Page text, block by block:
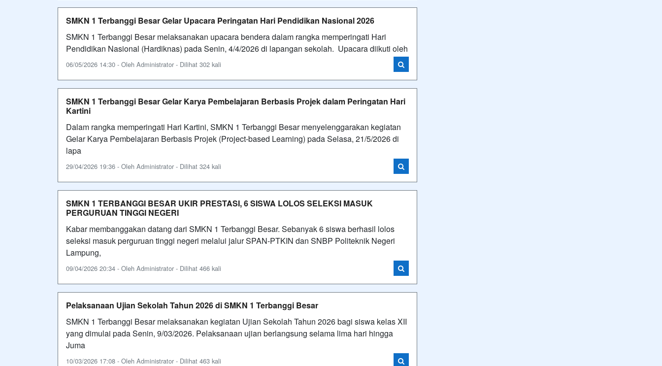
SMKN 1 Terbanggi Besar Gelar Upacara Peringatan Hari Pendidikan Nasional 2026
SMKN 1 Terbanggi Besar melaksanakan upacara bendera dalam rangka memperingati Hari
Pendidikan Nasional (Hardiknas) pada Senin, 4/4/2026 di lapangan sekolah. Upacara diikuti oleh
06/05/2026 14:30 - Oleh Administrator - Dilihat 302 kali
SMKN 1 Terbanggi Besar Gelar Karya Pembelajaran Berbasis Projek dalam Peringatan Hari
Kartini
Dalam rangka memperingati Hari Kartini, SMKN 1 Terbanggi Besar menyelenggarakan kegiatan
Gelar Karya Pembelajaran Berbasis Projek (Project-based Learning) pada Selasa, 21/5/2026 di
lapa
29/04/2026 19:36 - Oleh Administrator - Dilihat 324 kali
SMKN 1 TERBANGGI BESAR UKIR PRESTASI, 6 SISWA LOLOS SELEKSI MASUK
PERGURUAN TINGGI NEGERI
Kabar membanggakan datang dari SMKN 1 Terbanggi Besar. Sebanyak 6 siswa berhasil lolos
seleksi masuk perguruan tinggi negeri melalui jalur SPAN-PTKIN dan SNBP Politeknik Negeri
Lampung,
09/04/2026 20:34 - Oleh Administrator - Dilihat 466 kali
Pelaksanaan Ujian Sekolah Tahun 2026 di SMKN 1 Terbanggi Besar
SMKN 1 Terbanggi Besar melaksanakan kegiatan Ujian Sekolah Tahun 2026 bagi siswa kelas XII
yang dimulai pada Senin, 9/03/2026. Pelaksanaan ujian berlangsung selama lima hari hingga
Juma
10/03/2026 17:08 - Oleh Administrator - Dilihat 463 kali